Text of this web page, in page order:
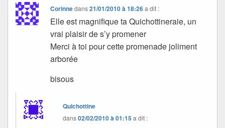
Corinnedans21/01/2010 à 18:26 a dit :
Elle est magnifique ta Quichottineraie, un
vrai plaisir de s’y promener
Merci à toi pour cette promenade joliment
arborée
bisous
Quichottine
dans02/02/2010 à 01:15a dit :